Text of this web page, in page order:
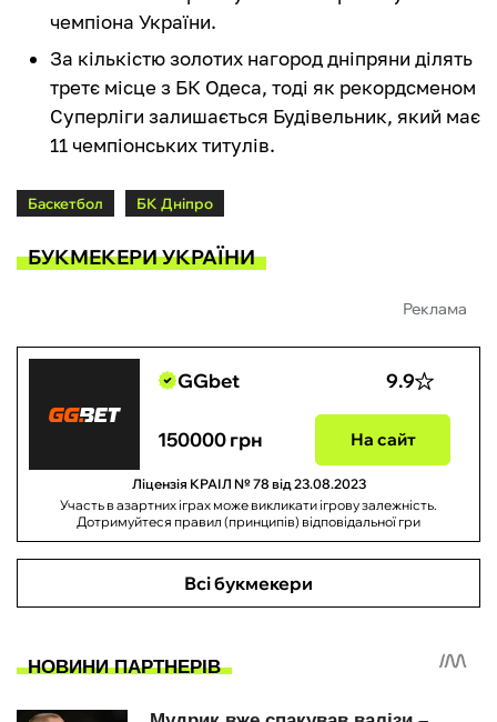
чемпіона України.
За кількістю золотих нагород дніпряни ділять
третє місце з БК Одеса, тоді як рекордсменом
Суперліги залишається Будівельник, який має
11 чемпіонських титулів.
Баскетбол БК Дніпро
БУКМЕКЕРИ УКРАЇНИ
Реклама
GGbet 9.9
150000 грн На сайт
Ліцензія КРАІЛ № 78 від 23.08.2023
Участь в азартних іграх може викликати ігрову залежність.
Дотримуйтеся правил (принципів) відповідальної гри
Всі букмекери